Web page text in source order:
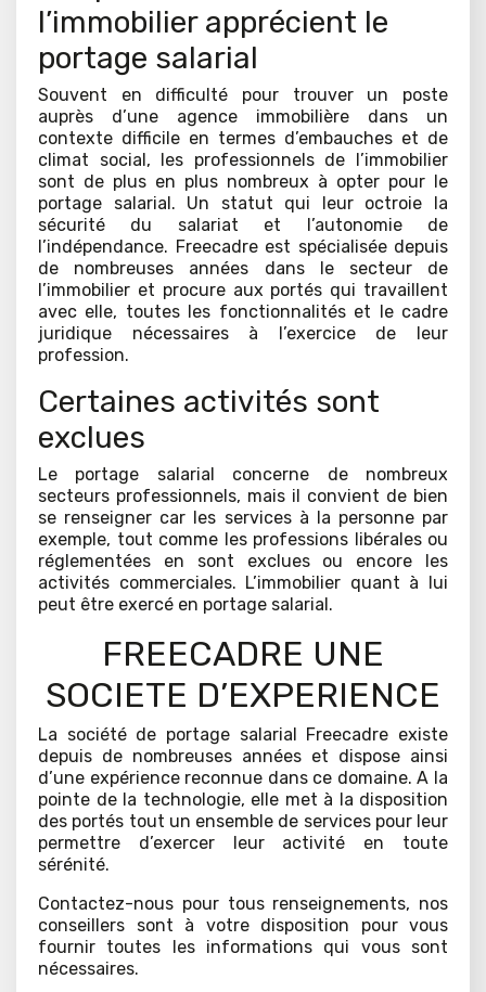
l’immobilier apprécient le
portage salarial
Souvent en difficulté pour trouver un poste
auprès d’une agence immobilière dans un
contexte difficile en termes d’embauches et de
climat social, les professionnels de l’immobilier
sont de plus en plus nombreux à opter pour le
portage salarial. Un statut qui leur octroie la
sécurité du salariat et l’autonomie de
l’indépendance. Freecadre est spécialisée depuis
de nombreuses années dans le secteur de
l’immobilier et procure aux portés qui travaillent
avec elle, toutes les fonctionnalités et le cadre
juridique nécessaires à l’exercice de leur
profession.
Certaines activités sont
exclues
Le portage salarial concerne de nombreux
secteurs professionnels, mais il convient de bien
se renseigner car les services à la personne par
exemple, tout comme les professions libérales ou
réglementées en sont exclues ou encore les
activités commerciales. L’immobilier quant à lui
peut être exercé en portage salarial.
FREECADRE UNE
SOCIETE D’EXPERIENCE
La société de portage salarial Freecadre existe
depuis de nombreuses années et dispose ainsi
d’une expérience reconnue dans ce domaine. A la
pointe de la technologie, elle met à la disposition
des portés tout un ensemble de services pour leur
permettre d’exercer leur activité en toute
sérénité.
Contactez-nous pour tous renseignements, nos
conseillers sont à votre disposition pour vous
fournir toutes les informations qui vous sont
nécessaires.